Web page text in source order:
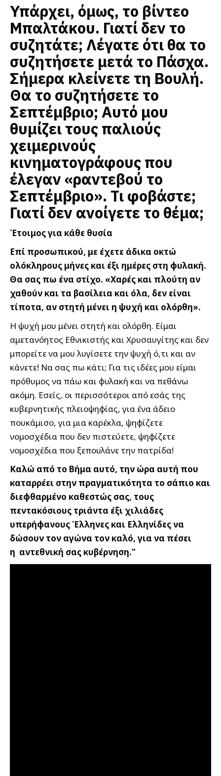
Υπάρχει, όμως, το βίντεο
Μπαλτάκου. Γιατί δεν το
συζητάτε; Λέγατε ότι θα το
συζητήσετε μετά το Πάσχα.
Σήμερα κλείνετε τη Βουλή.
Θα το συζητήσετε το
Σεπτέμβριο; Αυτό μου
θυμίζει τους παλιούς
χειμερινούς
κινηματογράφους που
έλεγαν «ραντεβού το
Σεπτέμβριο». Τι φοβάστε;
Γιατί δεν ανοίγετε το θέμα;
Έτοιμος για κάθε θυσία
Επί προσωπικού, με έχετε άδικα οκτώ
ολόκληρους μήνες και έξι ημέρες στη φυλακή.
Θα σας πω ένα στίχο. «Χαρές και πλούτη αν
χαθούν και τα βασίλεια και όλα, δεν είναι
τίποτα, αν στητή μένει η ψυχή και ολόρθη».
Η ψυχή μου μένει στητή και ολόρθη. Είμαι
αμετανόητος Εθνικιστής και Χρυσαυγίτης και δεν
μπορείτε να μου λυγίσετε την ψυχή ό,τι και αν
κάνετε! Να σας πω κάτι; Για τις ιδέες μου είμαι
πρόθυμος να πάω και φυλακή και να πεθάνω
ακόμη. Εσείς, οι περισσότεροι από εσάς της
κυβερνητικής πλειοψηφίας, για ένα άδειο
πουκάμισο, για μια καρέκλα, ψηφίζετε
νομοσχέδια που δεν πιστεύετε, ψηφίζετε
νομοσχέδια που ξεπουλάνε την πατρίδα!
Καλώ από το Βήμα αυτό, την ώρα αυτή που
καταρρέει στην πραγματικότητα το σάπιο και
διεφθαρμένο καθεστώς σας, τους
πεντακόσιους τριάντα έξι χιλιάδες
υπερήφανους Έλληνες και Ελληνίδες να
δώσουν τον αγώνα τον καλό, για να πέσει
η αντεθνική σας κυβέρνηση.”